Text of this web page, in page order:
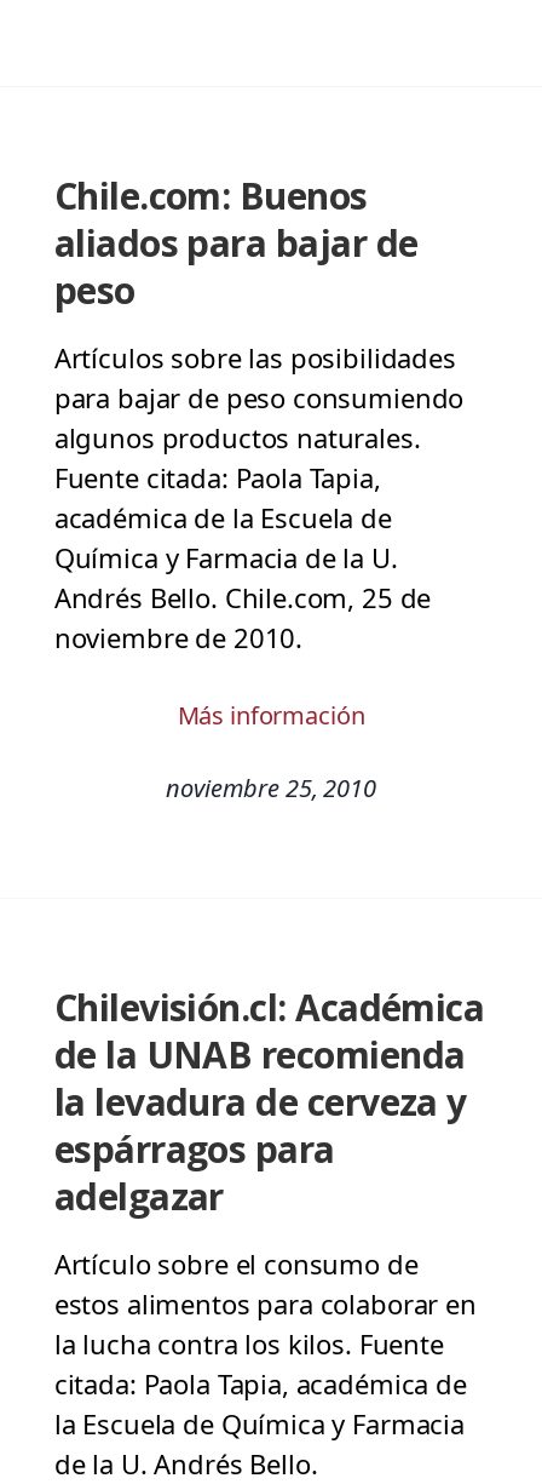
Chile.com: Buenos
aliados para bajar de
peso
Artículos sobre las posibilidades
para bajar de peso consumiendo
algunos productos naturales.
Fuente citada: Paola Tapia,
académica de la Escuela de
Química y Farmacia de la U.
Andrés Bello. Chile.com, 25 de
noviembre de 2010.
Más información
noviembre 25, 2010
Chilevisión.cl: Académica
de la UNAB recomienda
la levadura de cerveza y
espárragos para
adelgazar
Artículo sobre el consumo de
estos alimentos para colaborar en
la lucha contra los kilos. Fuente
citada: Paola Tapia, académica de
la Escuela de Química y Farmacia
de la U. Andrés Bello.